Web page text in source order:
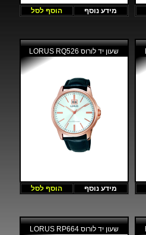
מידע נוסף הוסף לסל
שעון יד לורוס LORUS RQ526
מידע נוסף הוסף לסל
שעון יד לורוס LORUS RP664